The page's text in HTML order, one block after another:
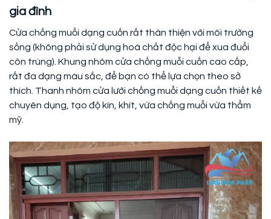
gia đình
Cửa chống muỗi dạng cuốn rất thân thiện với môi trường
sống (không phải sử dụng hoá chất độc hại để xua đuổi
côn trùng). Khung nhôm cửa chống muỗi cuốn cao cấp,
rất đa dạng màu sắc, để bạn có thể lựa chọn theo sở
thích. Thanh nhôm cửa lưới chống muỗi dạng cuốn thiết kế
chuyên dụng, tạo độ kín, khít, vừa chống muỗi vừa thẩm
mỹ.